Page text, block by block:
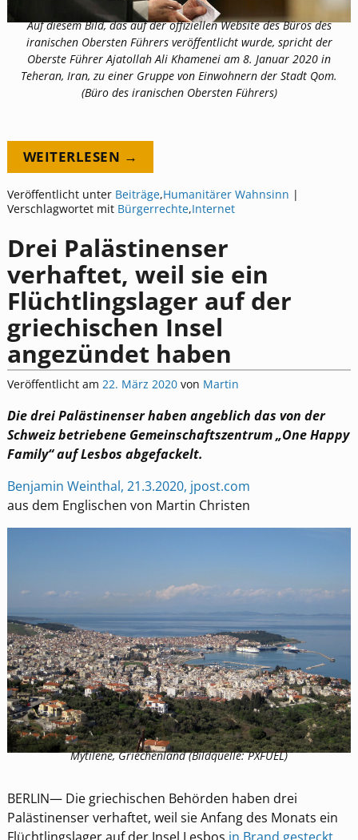
Auf diesem Bild, das auf der offiziellen Website des Büros des
iranischen Obersten Führers veröffentlicht wurde, spricht der
Oberste Führer Ajatollah Ali Khamenei am 8. Januar 2020 in
Teheran, Iran, zu einer Gruppe von Einwohnern der Stadt Qom.
(Büro des iranischen Obersten Führers)
WEITERLESEN →
Veröffentlicht unter Beiträge,Humanitärer Wahnsinn |
Verschlagwortet mit Bürgerrechte,Internet
Drei Palästinenser
verhaftet, weil sie ein
Flüchtlingslager auf der
griechischen Insel
angezündet haben
Veröffentlicht am 22. März 2020 von Martin
Die drei Palästinenser haben angeblich das von der
Schweiz betriebene Gemeinschaftszentrum „One Happy
Family“ auf Lesbos abgefackelt.
Benjamin Weinthal, 21.3.2020, jpost.com
aus dem Englischen von Martin Christen
Mytilene, Griechenland (Bildquelle: PXFUEL)
BERLIN— Die griechischen Behörden haben drei
Palästinenser verhaftet, weil sie Anfang des Monats ein
Flüchtlingslager auf der Insel Lesbos in Brand gesteckt